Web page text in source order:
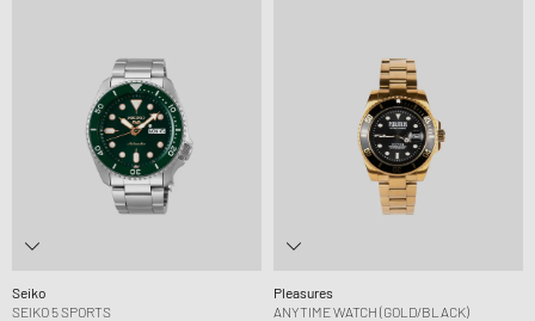
Seiko
SEIKO 5 SPORTS
Pleasures
ANYTIME WATCH (GOLD/BLACK)